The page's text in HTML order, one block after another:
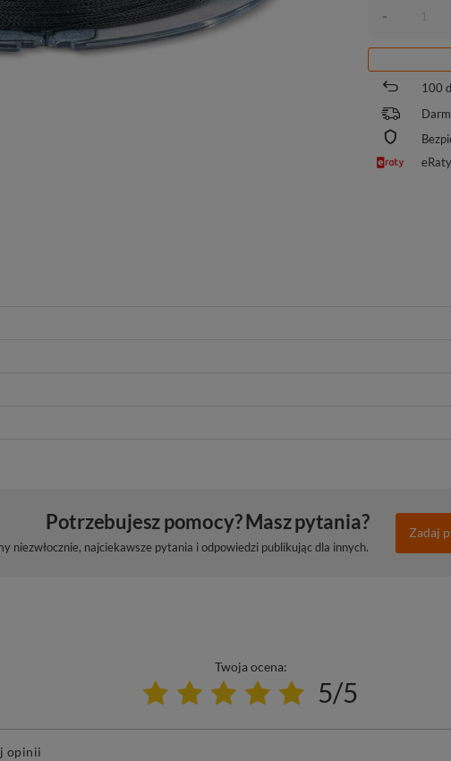
-
100
Potrzebujesz pomocy? Masz pytania?
niezwłocznie, najciekawsze pytania i odpowiedzi publikując dla innych.
Zadaj
Twoja ocena:
5/5
opinii